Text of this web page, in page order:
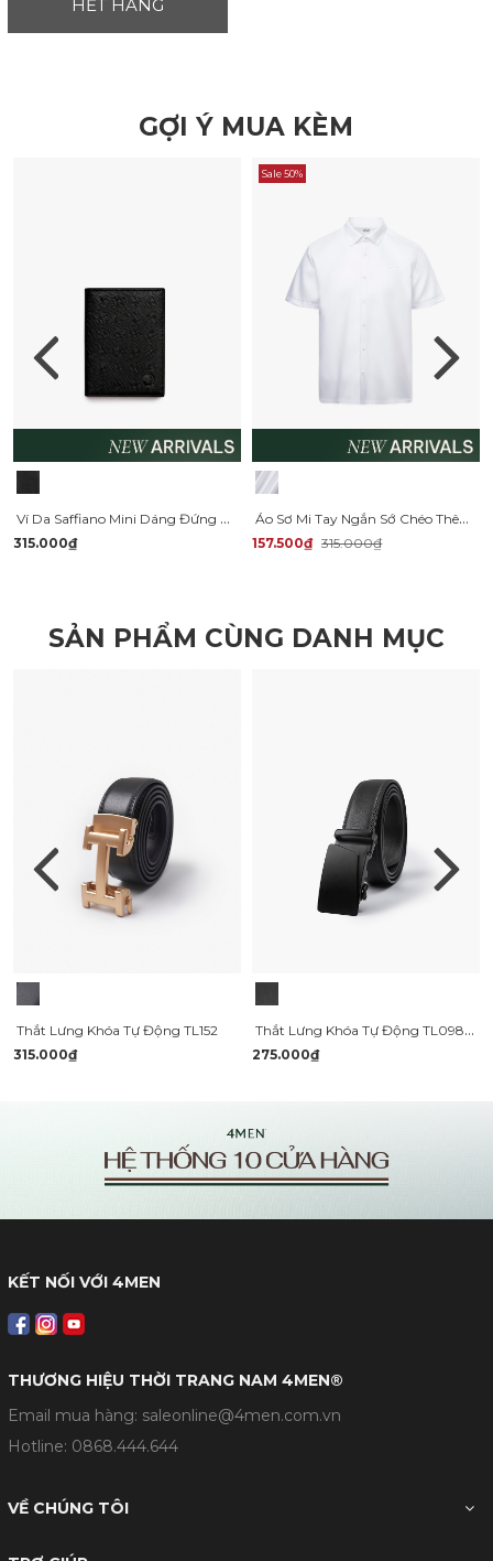
HẾT HÀNG
GỢI Ý MUA KÈM
Ví Da Saffiano Mini Dáng Đứng BV058
315.000₫
Sale 50%
Áo Sơ Mi Tay Ngắn Sớ Chéo Thêu Chữ 4M Form Regular SM179
157.500₫ 315.000₫
SẢN PHẨM CÙNG DANH MỤC
Thắt Lưng Khóa Tự Động TL152
315.000₫
Thắt Lưng Khóa Tự Động TL098 Màu Đen
275.000₫
KẾT NỐI VỚI 4MEN
THƯƠNG HIỆU THỜI TRANG NAM 4MEN®
Email mua hàng: saleonline@4men.com.vn
Hotline: 0868.444.644
VỀ CHÚNG TÔI